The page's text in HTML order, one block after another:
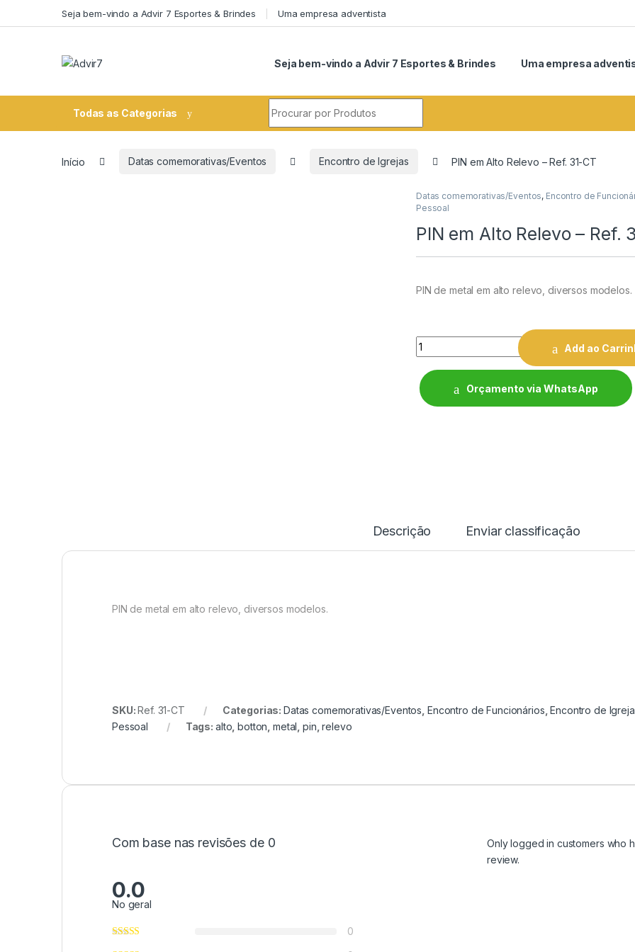
Seja bem-vindo a Advir 7 Esportes & Brindes Uma empresa adventista
Seja bem-vindo a Advir 7 Esportes & Brindes Uma empresa
Todas as Categorias
Início Datas comemorativas/Eventos Encontro de Igrejas PIN em Alto Relevo – Ref. 31-CT
Datas comemorativas/Eventos, Encontro de
Pessoal
PIN em Alto Relevo – Ref.
PIN de metal em alto relevo, diversos modelos.
Quantity
Add ao
Orçamento via WhatsApp
Descrição Enviar classificação
PIN de metal em alto relevo, diversos modelos.
SKU:Ref. 31-CT Categorias: Datas comemorativas/Eventos Encontro de Funcionários ,Encontro de
Pessoal
Tags: alto ,botton ,metal ,pin ,relevo
Com base nas revisões de 0
0.0
No geral
0
Only logged in customers who
review.